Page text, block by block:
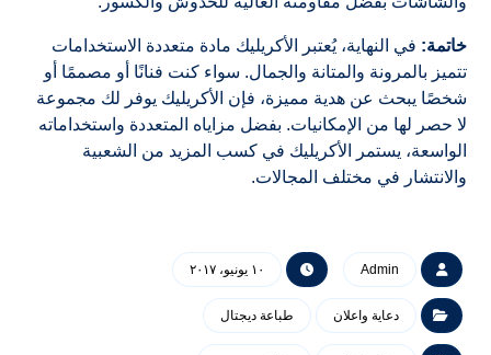
خاتمة: في النهاية، يُعتبر الأكريليك مادة متعددة الاستخدامات
تتميز بالمرونة والمتانة والجمال. سواء كنت فنانًا أو مصممًا أو
شخصًا يبحث عن هدية مميزة، فإن الأكريليك يوفر لك مجموعة
لا حصر لها من الإمكانيات. بفضل مزاياه المتعددة واستخداماته
الواسعة، يستمر الأكريليك في كسب المزيد من الشعبية
والانتشار في مختلف المجالات.
Admin ١٠ يونيو، ٢٠١٧
دعاية واعلان طباعة ديجتال